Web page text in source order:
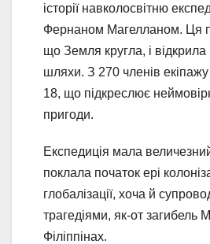
історії навколосвітню
Фернаном Магелланом. Ця
що Земля кругла, і відкрила
шляхи. З 270 членів
18, що підкреслює
пригоди.
Експедиція мала
поклала початок ері
глобалізації, хоча й
трагедіями, як-от загибель
Філіппінах.